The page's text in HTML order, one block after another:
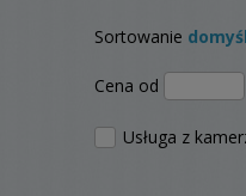
Sortowanie
Cena od
Usługa z